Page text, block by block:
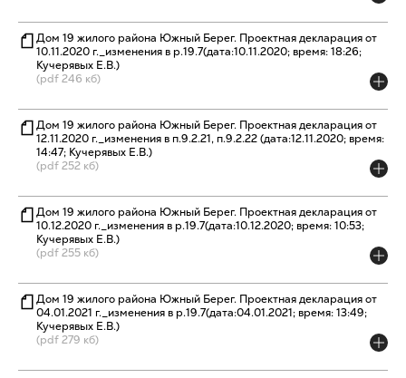
Дом 19 жилого района Южный Берег. Проектная декларация от
10.11.2020 г._изменения в р.19.7(дата:10.11.2020; время: 18:26;
Кучерявых Е.В.)
(pdf 246 кб)
Дом 19 жилого района Южный Берег. Проектная декларация от
12.11.2020 г._изменения в п.9.2.21, п.9.2.22 (дата:12.11.2020; время:
14:47; Кучерявых Е.В.)
(pdf 252 кб)
Дом 19 жилого района Южный Берег. Проектная декларация от
10.12.2020 г._изменения в р.19.7(дата:10.12.2020; время: 10:53;
Кучерявых Е.В.)
(pdf 255 кб)
Дом 19 жилого района Южный Берег. Проектная декларация от
04.01.2021 г._изменения в р.19.7(дата:04.01.2021; время: 13:49;
Кучерявых Е.В.)
(pdf 279 кб)